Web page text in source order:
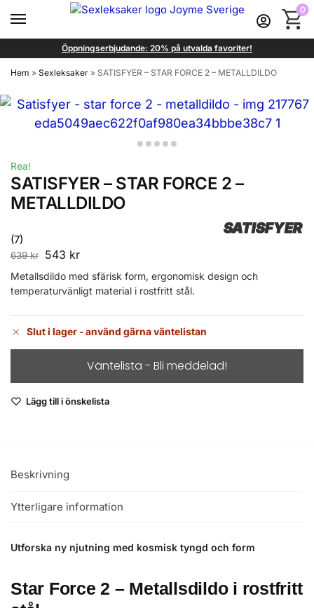
0
Öppningserbjudande: 20% på utvalda favoriter!
Hem » Sexleksaker » SATISFYER – STAR FORCE 2 – METALLDILDO
Rea!
SATISFYER – STAR FORCE 2 –
METALLDILDO
SATISFYER
(7)
639kr 543 kr
Metallsdildo med sfärisk form, ergonomisk design och
temperaturvänligt material i rostfritt stål.
Slut i lager - använd gärna väntelistan
Lägg till i önskelista
Beskrivning
Ytterligare information
Utforska ny njutning med kosmisk tyngd och form
Star Force 2 – Metallsdildo i rostfritt